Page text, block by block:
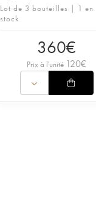
Lot de 3 bouteilles | 1 en
stock
360€
Prix à l'unité 120€